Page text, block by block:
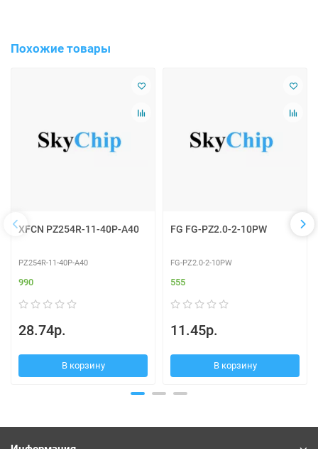
Похожие товары
XFCN PZ254R-11-40P-A40
PZ254R-11-40P-A40
990
28.74р.
В корзину
FG FG-PZ2.0-2-10PW
FG-PZ2.0-2-10PW
555
11.45р.
В корзину